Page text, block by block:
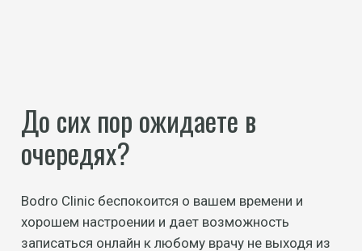
До сих пор ожидаете в
очередях?
Bodro Clinic беспокоится о вашем времени и
хорошем настроении и дает возможность
записаться онлайн к любому врачу не выходя из